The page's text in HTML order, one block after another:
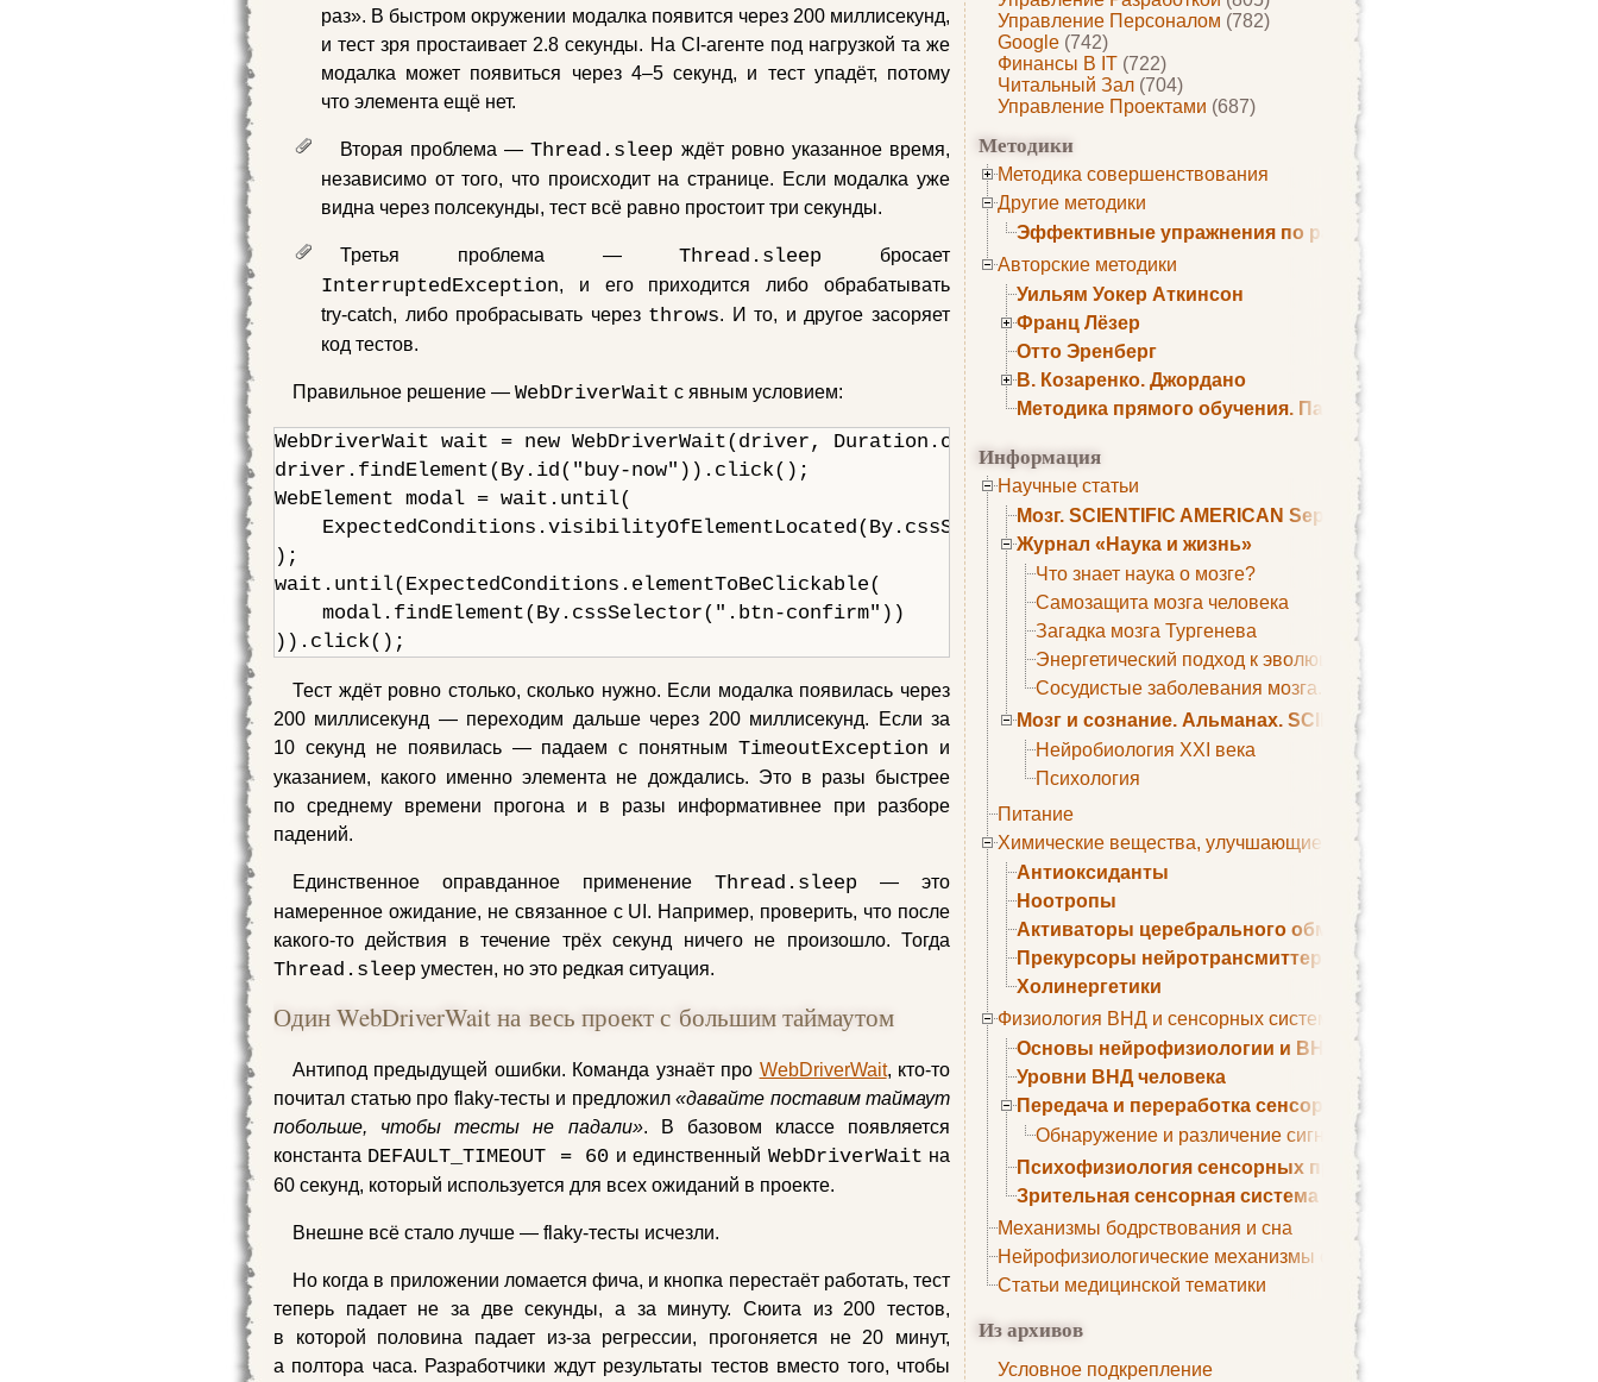
Управление Персоналом (782)
Google (742)
Финансы В IT (722)
Читальный Зал (704)
Управление Проектами (687)
Методики
Методика совершенствования
Другие методики
Эффективные упражнения по развитию памяти
Авторские методики
Уильям Уокер Аткинсон
Франц Лёзер
Отто Эренберг
В. Козаренко. Джордано
Методика прямого обучения. Пауль Шелли
Информация
Научные статьи
Мозг. SCIENTIFIC AMERICAN September 1979
Журнал «Наука и жизнь»
Что знает наука о мозге?
Самозащита мозга человека
Загадка мозга Тургенева
Энергетический подход к эволюции мозга
Сосудистые заболевания мозга. Все может начаться с
Мозг и сознание. Альманах. SCIENTIFIC AMERICAN
Нейробиология XXI века
Психология
Питание
Химические вещества, улучшающие умственные способности
Антиоксиданты
Ноотропы
Активаторы церебрального обмена веществ
Прекурсоры нейротрансмиттеров
Холинергетики
Физиология ВНД и сенсорных систем
Основы нейрофизиологии и ВНД
Уровни ВНД человека
Передача и переработка сенсорных сигналов
Обнаружение и различение сигналов. Сенсорная рецепция
Психофизиология сенсорных процессов
Зрительная сенсорная система
Механизмы бодрствования и сна
Нейрофизиологические механизмы сна
Статьи медицинской тематики
Из архивов
Условное подкрепление
раз». В быстром окружении модалка появится через 200 миллисекунд,
и тест зря простаивает 2.8 секунды. На CI‑агенте под нагрузкой та же
модалка может появиться через 4–5 секунд, и тест упадёт, потому
что элемента ещё нет.
Вторая проблема —Thread.sleep ждёт ровно указанное время,
независимо от того, что происходит на странице. Если модалка уже
видна через полсекунды, тест всё равно простоит три секунды.
Третья проблема —Thread.sleep бросает
InterruptedException, и его приходится либо обрабатывать
try‑catch, либо пробрасывать через throws. И то, и другое засоряет
код тестов.
Правильное решение — WebDriverWait с явным условием:
WebDriverWait wait = new WebDriverWait(driver, Duration.ofSeconds(10));
driver.findElement(By.id("buy-now")).click();
WebElement modal = wait.until(
    ExpectedConditions.visibilityOfElementLocated(By.cssSelector(".confirmation-modal"))
);
wait.until(ExpectedConditions.elementToBeClickable(
    modal.findElement(By.cssSelector(".btn-confirm"))
)).click();
Тест ждёт ровно столько, сколько нужно. Если модалка появилась через
200 миллисекунд — переходим дальше через 200 миллисекунд. Если за
10 секунд не появилась — падаем с понятнымTimeoutException и
указанием, какого именно элемента не дождались. Это в разы быстрее
по среднему времени прогона и в разы информативнее при разборе
падений.
Единственное оправданное применение Thread.sleep — это
намеренное ожидание, не связанное с UI. Например, проверить, что после
какого‑то действия в течение трёх секунд ничего не произошло. Тогда
Thread.sleep уместен, но это редкая ситуация.
Один WebDriverWait на весь проект с большим таймаутом
Антипод предыдущей ошибки. Команда узнаёт про WebDriverWait, кто‑то
почитал статью про flaky‑тесты и предложил «давайте поставим таймаут
побольше, чтобы тесты не падали». В базовом классе появляется
константа DEFAULT_TIMEOUT = 60 и единственный WebDriverWait на
60 секунд, который используется для всех ожиданий в проекте.
Внешне всё стало лучше — flaky‑тесты исчезли.
Но когда в приложении ломается фича, и кнопка перестаёт работать, тест
теперь падает не за две секунды, а за минуту. Сюита из 200 тестов,
в которой половина падает из‑за регрессии, прогоняется не 20 минут,
а полтора часа. Разработчики ждут результаты тестов вместо того, чтобы